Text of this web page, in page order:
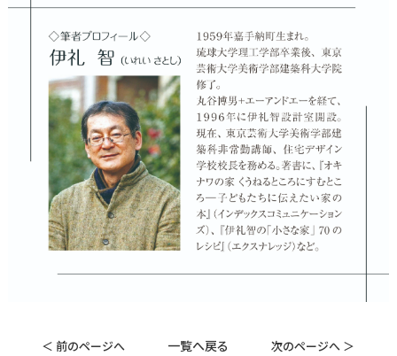
＜ 前のページへ 一覧へ戻る 次のページへ ＞